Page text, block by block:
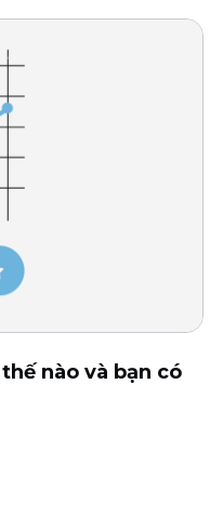
nào và bạn có